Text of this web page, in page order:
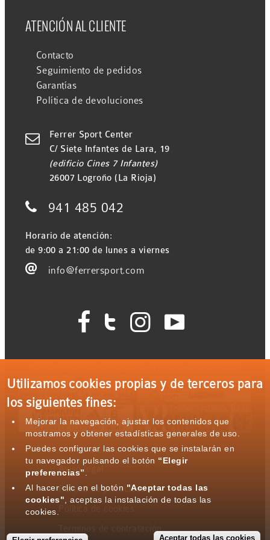
ATENCIÓN AL CLIENTE
Contacto
Seguimiento de pedidos
Garantías
Política de devoluciones

Ferrer Sport Center
C/ Siete Infantes de Lara, 19
(edificio Cines 7 Infantes)
26007 Logroño (La Rioja)
 941 485 042
Horario de atención:
de 9:00 a 21:00 de lunes a viernes
 info@ferrersport.com
   
Aviso legal
Política de privacidad
Utilizamos cookies propias y de terceros para
los siguientes fines:
Mejorar la navegación, ajustar los contenidos que
mostramos y obtener estadísticas generales de uso.
Puedes configurar las cookies que se instalarán en
tu navegador pulsando el botón “Elegir
preferencias”
Al hacer clic en el botón "Aceptar todas las
cookies" , aceptas la instalación de todas las
cookies.
Aceptar todas las cookies